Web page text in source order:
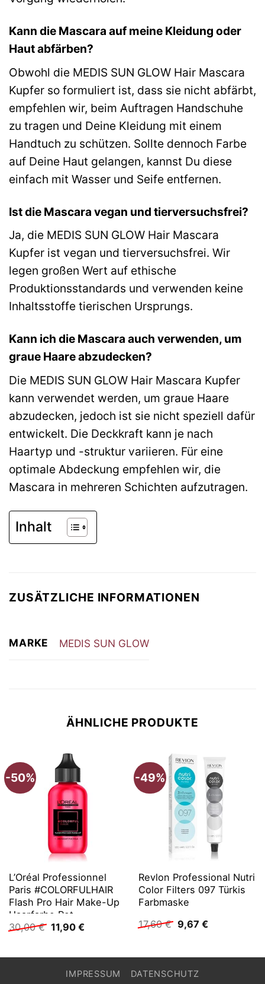
Kann die Mascara auf meine Kleidung oder
Haut abfärben?
Obwohl die MEDIS SUN GLOW Hair Mascara
Kupfer so formuliert ist, dass sie nicht abfärbt,
empfehlen wir, beim Auftragen Handschuhe
zu tragen und Deine Kleidung mit einem
Handtuch zu schützen. Sollte dennoch Farbe
auf Deine Haut gelangen, kannst Du diese
einfach mit Wasser und Seife entfernen.
Ist die Mascara vegan und tierversuchsfrei?
Ja, die MEDIS SUN GLOW Hair Mascara
Kupfer ist vegan und tierversuchsfrei. Wir
legen großen Wert auf ethische
Produktionsstandards und verwenden keine
Inhaltsstoffe tierischen Ursprungs.
Kann ich die Mascara auch verwenden, um
graue Haare abzudecken?
Die MEDIS SUN GLOW Hair Mascara Kupfer
kann verwendet werden, um graue Haare
abzudecken, jedoch ist sie nicht speziell dafür
entwickelt. Die Deckkraft kann je nach
Haartyp und -struktur variieren. Für eine
optimale Abdeckung empfehlen wir, die
Mascara in mehreren Schichten aufzutragen.
Inhalt
ZUSÄTZLICHE INFORMATIONEN
MARKE MEDIS SUN GLOW
ÄHNLICHE PRODUKTE
-50%
L’Oréal Professionnel
Paris #COLORFULHAIR
Flash Pro Hair Make-Up
Haarfarbe Rot
30,00€ Ursprünglicher
Preis
30,00 €
11,90 €Aktueller
11,90 €.
-49%
Revlon Professional Nutri
Color Filters 097 Türkis
Farbmaske
17,60€ Ursprünglicher
Preis
9,67 €Aktueller
IMPRESSUM DATENSCHUTZ